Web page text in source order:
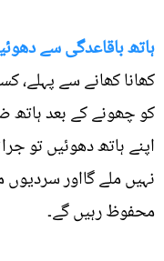
ہاتھ باقاعدگی سے
کھانا کھانے سے پہلے،
کو چھونے کے بعد ہاتھ
اپنے ہاتھ دھوئیں تو
نہیں ملے گااور
محفوظ رہیں گے۔